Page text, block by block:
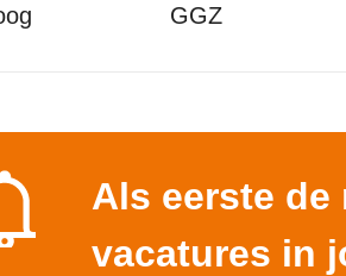
GGZ
Als eerste de
vacatures in